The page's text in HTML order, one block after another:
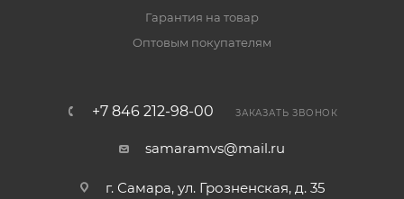
Гарантия на товар
Оптовым покупателям
+7 846 212-98-00 ЗАКАЗАТЬ ЗВОНОК
samaramvs@mail.ru
г. Самара, ул. Грозненская, д. 35